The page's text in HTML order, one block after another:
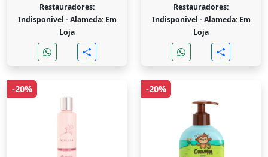
Restauradores:
Indisponivel -Alameda: Em
Loja
Restauradores:
Indisponivel -Alameda: Em
Loja
-20% -20%